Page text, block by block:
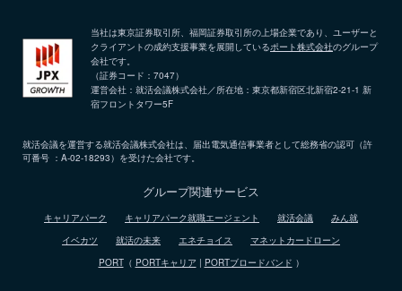
当社は東京証券取引所、福岡証券取引所の上場企業であり、ユーザーと
クライアントの成約支援事業を展開しているポート株式会社のグループ
会社です。
（証券コード：7047）
運営会社：就活会議株式会社／所在地：東京都新宿区北新宿2-21-1 新
宿フロントタワー5F
就活会議を運営する就活会議株式会社は、届出電気通信事業者として総務省の認可（許
可番号 ：A-02-18293）を受けた会社です。